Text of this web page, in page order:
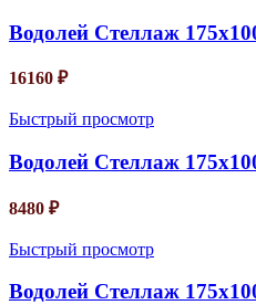
Водолей Стеллаж
16160 ₽
Быстрый просмотр
Водолей Стеллаж
8480 ₽
Быстрый просмотр
Водолей Стеллаж